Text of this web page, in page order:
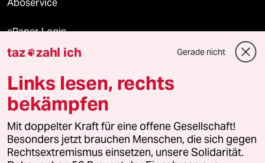
Aboservice
ePaper Login
Downloads für Abonnierende
© 2026 taz Verlags und Vertriebs GmbH
Alle Rechte vorbehalten. Bei rechtlichen Fragen oder für Genehmigungen
wenden Sie sich bitte an
lizenzen@taz.de
taz zahl ich Gerade nicht
Links lesen, rechts
bekämpfen
Mit doppelter Kraft für eine offene Gesellschaft!
Besonders jetzt brauchen Menschen, die sich gegen
Rechtsextremismus einsetzen, unsere Solidarität.